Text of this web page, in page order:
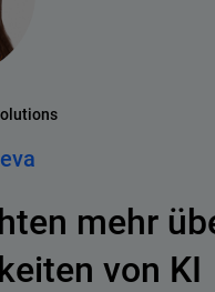
mehr
von KI